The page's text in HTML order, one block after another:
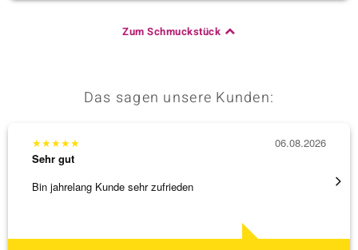
Zum Schmuckstück
Das sagen unsere Kunden:
★★★★★
Sehr gut
Bin jahrelang Kunde sehr zufrieden
06.08.2026